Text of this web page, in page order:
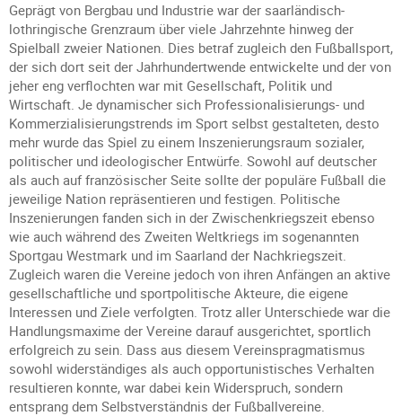
Geprägt von Bergbau und Industrie war der saarländisch-
lothringische Grenzraum über viele Jahrzehnte hinweg der
Spielball zweier Nationen. Dies betraf zugleich den Fußballsport,
der sich dort seit der Jahrhundertwende entwickelte und der von
jeher eng verflochten war mit Gesellschaft, Politik und
Wirtschaft. Je dynamischer sich Professionalisierungs- und
Kommerzialisierungstrends im Sport selbst gestalteten, desto
mehr wurde das Spiel zu einem Inszenierungsraum sozialer,
politischer und ideologischer Entwürfe. Sowohl auf deutscher
als auch auf französischer Seite sollte der populäre Fußball die
jeweilige Nation repräsentieren und festigen. Politische
Inszenierungen fanden sich in der Zwischenkriegszeit ebenso
wie auch während des Zweiten Weltkriegs im sogenannten
Sportgau Westmark und im Saarland der Nachkriegszeit.
Zugleich waren die Vereine jedoch von ihren Anfängen an aktive
gesellschaftliche und sportpolitische Akteure, die eigene
Interessen und Ziele verfolgten. Trotz aller Unterschiede war die
Handlungsmaxime der Vereine darauf ausgerichtet, sportlich
erfolgreich zu sein. Dass aus diesem Vereinspragmatismus
sowohl widerständiges als auch opportunistisches Verhalten
resultieren konnte, war dabei kein Widerspruch, sondern
entsprang dem Selbstverständnis der Fußballvereine.